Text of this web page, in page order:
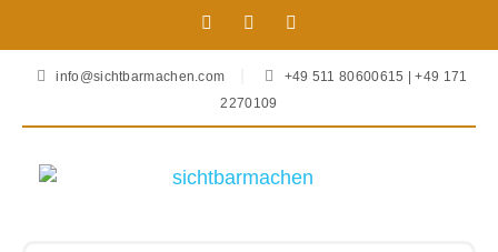
info@sichtbarmachen.com
+49 511 80600615 | +49 171
2270109